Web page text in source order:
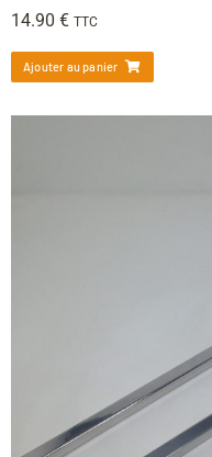
14.90 € TTC
Ajouter au panier